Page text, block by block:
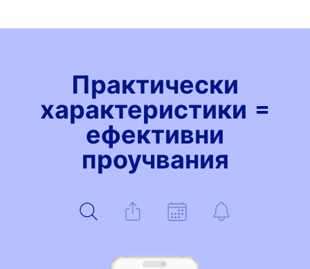
Практически
характеристики =
ефективни
проучвания